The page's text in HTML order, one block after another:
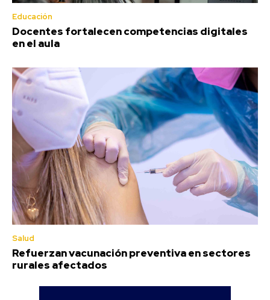
Educación
Docentes fortalecen competencias digitales
en el aula
Salud
Refuerzan vacunación preventiva en sectores
rurales afectados